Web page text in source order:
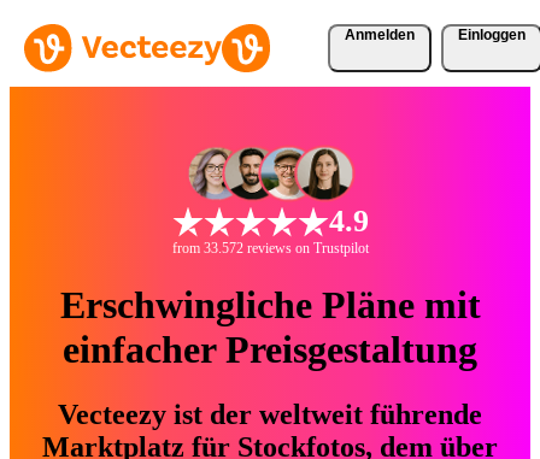
Anmelden Einloggen
4.9
from 33.572 reviews on Trustpilot
Erschwingliche Pläne mit
einfacher Preisgestaltung
Vecteezy ist der weltweit führende
Marktplatz für Stockfotos, dem über